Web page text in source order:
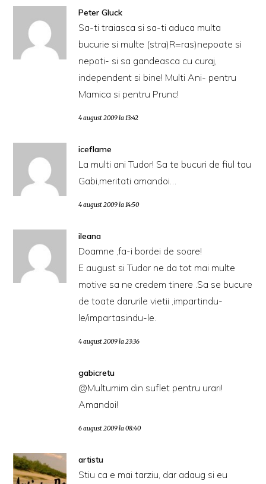
Peter Gluck
Sa-ti traiasca si sa-ti aduca multa
bucurie si multe (stra)R=ras)nepoate si
nepoti- si sa gandeasca cu curaj,
independent si bine! Multi Ani- pentru
Mamica si pentru Prunc!
4 august 2009 la 13:42
iceflame
La multi ani Tudor! Sa te bucuri de fiul tau
Gabi,meritati amandoi…
4 august 2009 la 14:50
ileana
Doamne ,fa-i bordei de soare!
E august si Tudor ne da tot mai multe
motive sa ne credem tinere .Sa se bucure
de toate darurile vietii ,impartindu-
le/impartasindu-le.
4 august 2009 la 23:36
gabicretu
@Multumim din suflet pentru urari!
Amandoi!
6 august 2009 la 08:40
artistu
Stiu ca e mai tarziu, dar adaug si eu